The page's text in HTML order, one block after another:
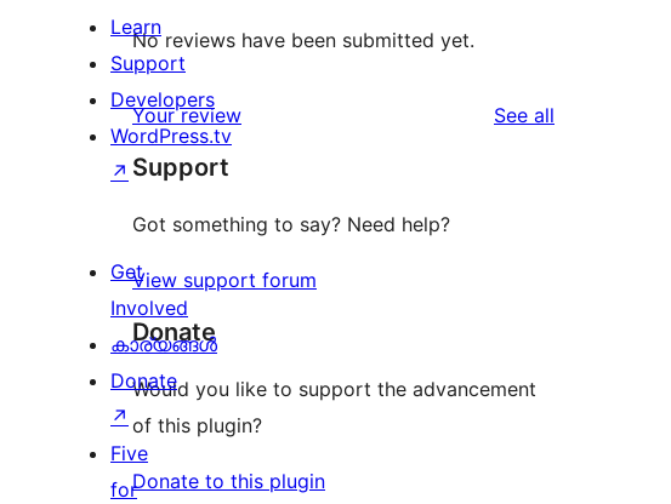
No reviews have been submitted yet.
Your review See all
Support
Got something to say? Need help?
View support forum
Donate
Would you like to support the advancement
of this plugin?
Donate to this plugin
Learn
Support
Developers
WordPress.tv
↗
Get
Involved
കാര്യങ്ങള്‍
Donate
↗
Five
for